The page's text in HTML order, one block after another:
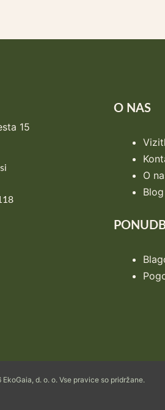
15
O NAS
O
Blog
d. o. o. Vse pravice so pridržane.